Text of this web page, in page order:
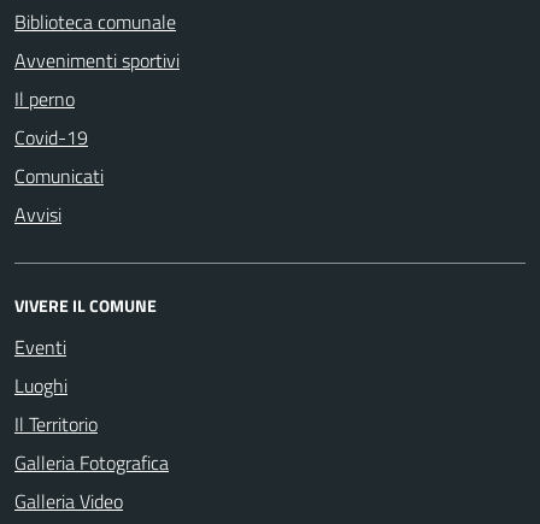
Biblioteca comunale
Avvenimenti sportivi
Il perno
Covid-19
Comunicati
Avvisi
VIVERE IL COMUNE
Eventi
Luoghi
Il Territorio
Galleria Fotografica
Galleria Video